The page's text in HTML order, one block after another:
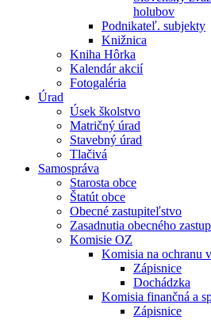
holubov
Podnikateľ. subjekty
Knižnica
Kniha Hôrka
Kalendár akcií
Fotogaléria
Úrad
Úsek školstvo
Matričný úrad
Stavebný úrad
Tlačivá
Samospráva
Starosta obce
Štatút obce
Obecné zastupiteľstvo
Zasadnutia obecného
Komisie OZ
Komisia na ochranu
Zápisnice
Dochádzka
Komisia finančná a
Zápisnice